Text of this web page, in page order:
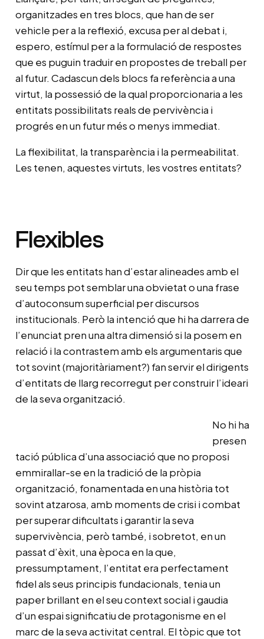
organitzades en tres blocs, que han de ser
vehicle per a la reflexió, excusa per al debat i,
espero, estímul per a la formulació de respostes
que es puguin traduir en propostes de treball per
al futur. Cadascun dels blocs fa referència a una
virtut, la possessió de la qual proporcionaria a les
entitats possibilitats reals de pervivència i
progrés en un futur més o menys immediat.
La flexibilitat, la transparència i la permeabilitat.
Les tenen, aquestes virtuts, les vostres entitats?
Flexibles
Dir que les entitats han d’estar alineades amb el
seu temps pot semblar una obvietat o una frase
d’autoconsum superficial per discursos
institucionals. Però la intenció que hi ha darrera de
l’enunciat pren una altra dimensió si la posem en
relació i la contrastem amb els argumentaris que
tot sovint (majoritàriament?) fan servir el dirigents
d’entitats de llarg recorregut per construir l’ideari
de la seva organització.
No hi ha
presen
tació pública d’una associació que no proposi
emmirallar-se en la tradició de la pròpia
organització, fonamentada en una història tot
sovint atzarosa, amb moments de crisi i combat
per superar dificultats i garantir la seva
supervivència, però també, i sobretot, en un
passat d’èxit, una època en la que,
pressumptament, l’entitat era perfectament
fidel als seus principis fundacionals, tenia un
paper brillant en el seu context social i gaudia
d’un espai significatiu de protagonisme en el
marc de la seva activitat central. El tòpic que tot